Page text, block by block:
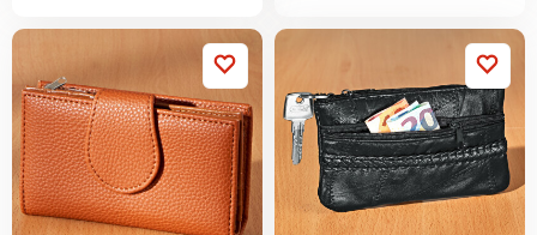
štýlová. Možno nosiť
ako tašku cez rameno
aj crossbody. Veľa
priehradiek na zips .
Nastaviteľný ramenný
popruh .
ramenným popruhom.